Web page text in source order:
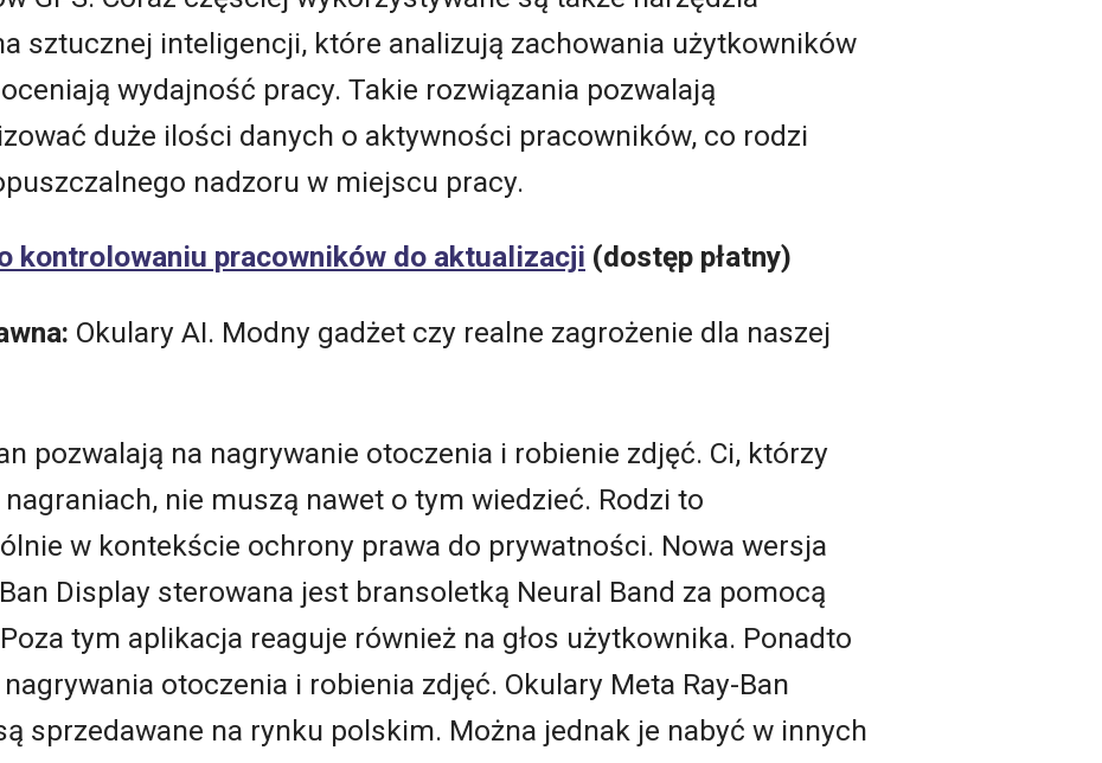
sztucznej inteligencji, które analizują zachowania użytkowników
wydajność pracy. Takie rozwiązania pozwalają
duże ilości danych o aktywności pracowników, co rodzi
nadzoru w miejscu pracy.
kontrolowaniu pracowników do aktualizacji (dostęp płatny)
Okulary AI. Modny gadżet czy realne zagrożenie dla naszej
pozwalają na nagrywanie otoczenia i robienie zdjęć. Ci, którzy
nie muszą nawet o tym wiedzieć. Rodzi to
w kontekście ochrony prawa do prywatności. Nowa wersja
Display sterowana jest bransoletką Neural Band za pomocą
tym aplikacja reaguje również na głos użytkownika. Ponadto
otoczenia i robienia zdjęć. Okulary Meta Ray-Ban
sprzedawane na rynku polskim. Można jednak je nabyć w innych